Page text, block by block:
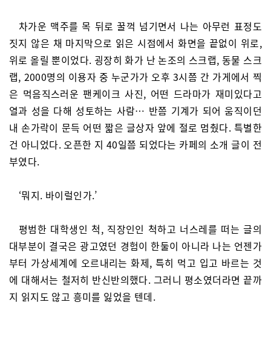
차가운 맥주를 목 뒤로 꿀꺽 넘기면서 나는 아무런 표정도
짓지 않은 채 마지막으로 읽은 시점에서 화면을 끝없이 위로,
위로 올릴 뿐이었다. 굉장히 화가 난 논조의 스크랩, 동물 스크
랩, 2000명의 이용자 중 누군가가 오후 3시쯤 간 가게에서 찍
은 먹음직스러운 팬케이크 사진, 어떤 드라마가 재미있다고
열과 성을 다해 성토하는 사람… 반쯤 기계가 되어 움직이던
내 손가락이 문득 어떤 짧은 글상자 앞에 절로 멈췄다. 특별한
건 아니었다. 오픈한 지 40일쯤 되었다는 카페의 소개 글이 전
부였다.
‘뭐지. 바이럴인가.’
평범한 대학생인 척, 직장인인 척하고 너스레를 떠는 글의
대부분이 결국은 광고였던 경험이 한둘이 아니라 나는 언젠가
부터 가상세계에 오르내리는 화제, 특히 먹고 입고 바르는 것
에 대해서는 철저히 반신반의했다. 그러니 평소였더라면 끝까
지 읽지도 않고 흥미를 잃었을 텐데.